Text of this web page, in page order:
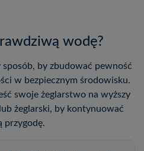
wodę?
by zbudować pewność
w bezpiecznym środowisku.
swoje żeglarstwo na wyższy
żeglarski, by kontynuować
przygodę.